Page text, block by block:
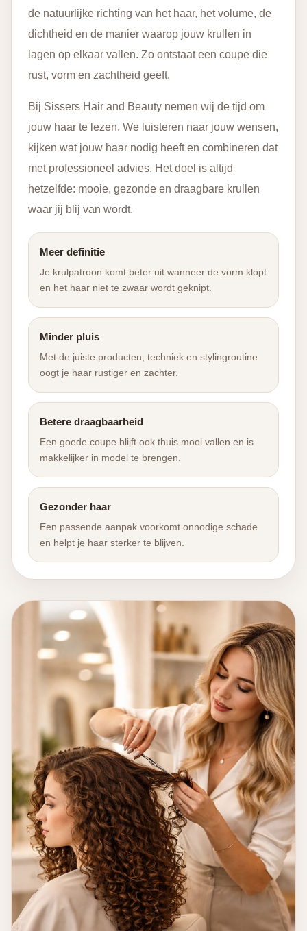
de natuurlijke richting van het haar, het volume, de
dichtheid en de manier waarop jouw krullen in
lagen op elkaar vallen. Zo ontstaat een coupe die
rust, vorm en zachtheid geeft.
Bij Sissers Hair and Beauty nemen wij de tijd om
jouw haar te lezen. We luisteren naar jouw wensen,
kijken wat jouw haar nodig heeft en combineren dat
met professioneel advies. Het doel is altijd
hetzelfde: mooie, gezonde en draagbare krullen
waar jij blij van wordt.
Meer definitie
Je krulpatroon komt beter uit wanneer de vorm klopt
en het haar niet te zwaar wordt geknipt.
Minder pluis
Met de juiste producten, techniek en stylingroutine
oogt je haar rustiger en zachter.
Betere draagbaarheid
Een goede coupe blijft ook thuis mooi vallen en is
makkelijker in model te brengen.
Gezonder haar
Een passende aanpak voorkomt onnodige schade
en helpt je haar sterker te blijven.